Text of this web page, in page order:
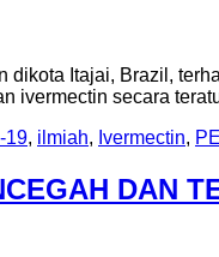
Itajai, Brazil,
ivermectin secara
19, ilmiah, Ivermectin,
DAN